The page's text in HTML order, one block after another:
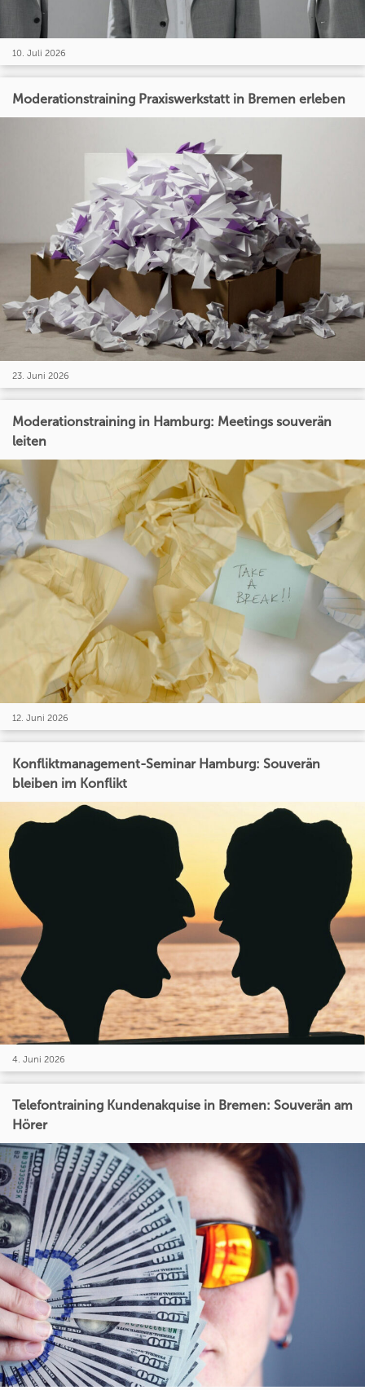
10. Juli 2026
Moderationstraining Praxiswerkstatt in Bremen erleben
23. Juni 2026
Moderationstraining in Hamburg: Meetings souverän
leiten
12. Juni 2026
Konfliktmanagement-Seminar Hamburg: Souverän
bleiben im Konflikt
4. Juni 2026
Telefontraining Kundenakquise in Bremen: Souverän am
Hörer